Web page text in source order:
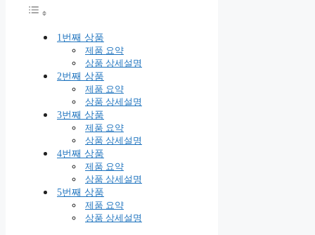
1번째 상품
제품 요약
상품 상세설명
2번째 상품
제품 요약
상품 상세설명
3번째 상품
제품 요약
상품 상세설명
4번째 상품
제품 요약
상품 상세설명
5번째 상품
제품 요약
상품 상세설명